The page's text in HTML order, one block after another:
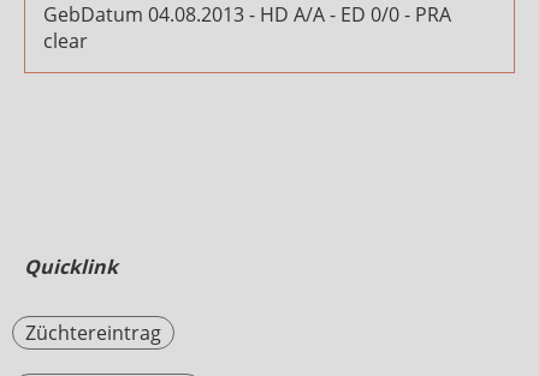
GebDatum 04.08.2013 - HD A/A - ED 0/0 - PRA
clear
Quicklink
Züchtereintrag